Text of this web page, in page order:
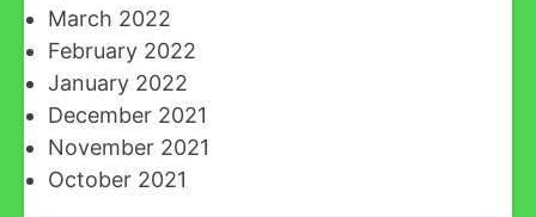
March 2022
February 2022
January 2022
December 2021
November 2021
October 2021